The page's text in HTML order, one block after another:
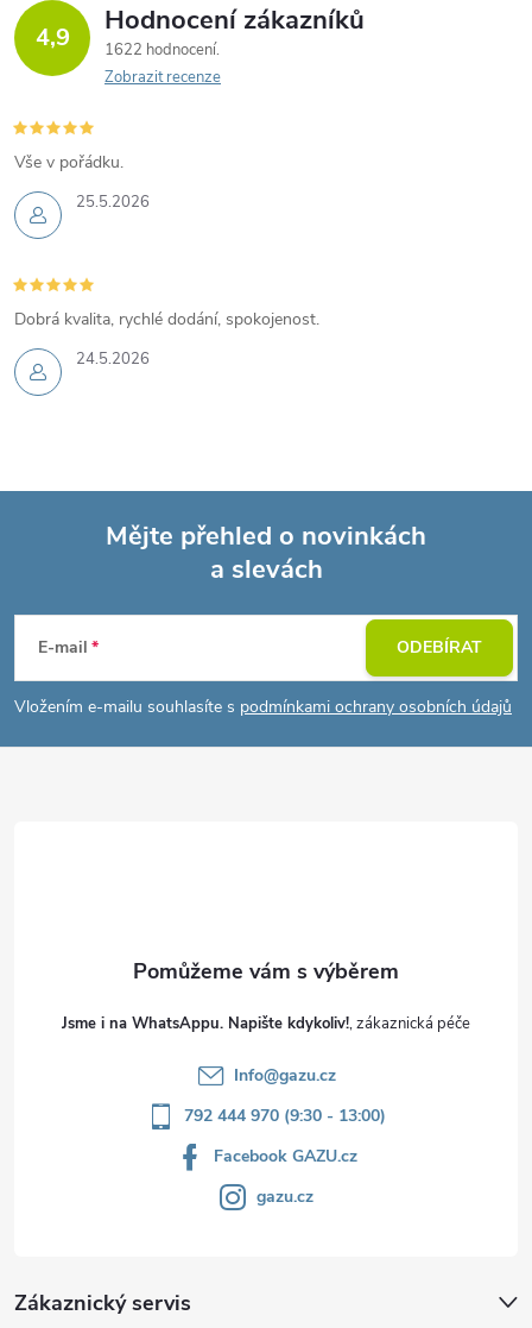
4,9 Hodnocení zákazníků
1622 hodnocení
Zobrazit recenze
25.5.2026
Vše v pořádku.
24.5.2026
Dobrá kvalita, rychlé dodání, spokojenost.
p
a
Mějte přehled o novinkách
a slevách
E-mail
Vložením e-mailu souhlasíte s podmínkami ochrany osobních údajů
ODEBÍRAT
Jsme i na WhatsAppu. Napište kdykoliv!
Info@gazu.cz
792 444 970 (9:30 - 13:00)
Facebook GAZU.cz
gazu.cz
Zákaznický servis